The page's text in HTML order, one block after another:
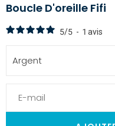
Boucle D'oreille Fifi
5/5 - 1 avis
Argent